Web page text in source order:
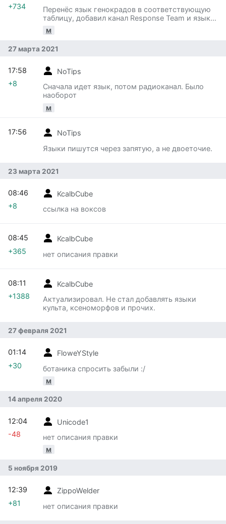
Перенёс язык генокрадов в соответствующую
таблицу, добавил канал Response Team и языки
м
+734
27 марта 2021
NoTips
Сначала идет язык, потом радиоканал. Было
наоборот
м
17:58
+8
NoTips
Языки пишутся через запятую, а не двоеточие.
17:56
23 марта 2021
KcalbCube
ссылка на воксов
08:46
+8
KcalbCube
нет описания правки
08:45
+365
KcalbCube
Актуализировал. Не стал добавлять языки
культа, ксеноморфов и прочих.
08:11
+1388
27 февраля 2021
FloweYStyle
ботаника спросить забыли :/
м
01:14
+30
14 апреля 2020
Unicode1
нет описания правки
м
12:04
-48
5 ноября 2019
ZippoWelder
нет описания правки
12:39
+81